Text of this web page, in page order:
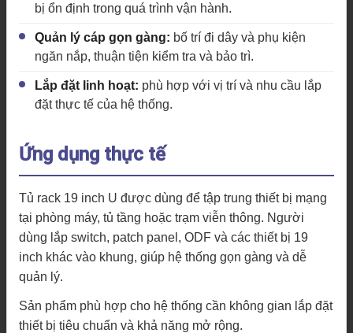
bị ổn định trong quá trình vận hành.
Quản lý cáp gọn gàng: bố trí đi dây và phụ kiện
ngăn nắp, thuận tiện kiểm tra và bảo trì.
Lắp đặt linh hoạt: phù hợp với vị trí và nhu cầu lắp
đặt thực tế của hệ thống.
Ứng dụng thực tế
Tủ rack 19 inch U được dùng để tập trung thiết bị mạng
tại phòng máy, tủ tầng hoặc trạm viễn thông. Người
dùng lắp switch, patch panel, ODF và các thiết bị 19
inch khác vào khung, giúp hệ thống gọn gàng và dễ
quản lý.
Sản phẩm phù hợp cho hệ thống cần không gian lắp đặt
thiết bị tiêu chuẩn và khả năng mở rộng.